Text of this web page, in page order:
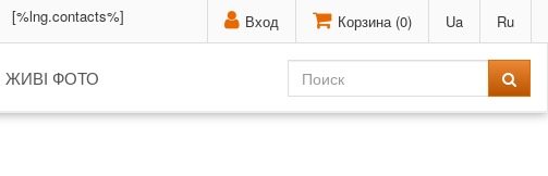
Вход Корзина (0) Ua Ru
[%lng.contacts%]
ЖИВІ ФОТО